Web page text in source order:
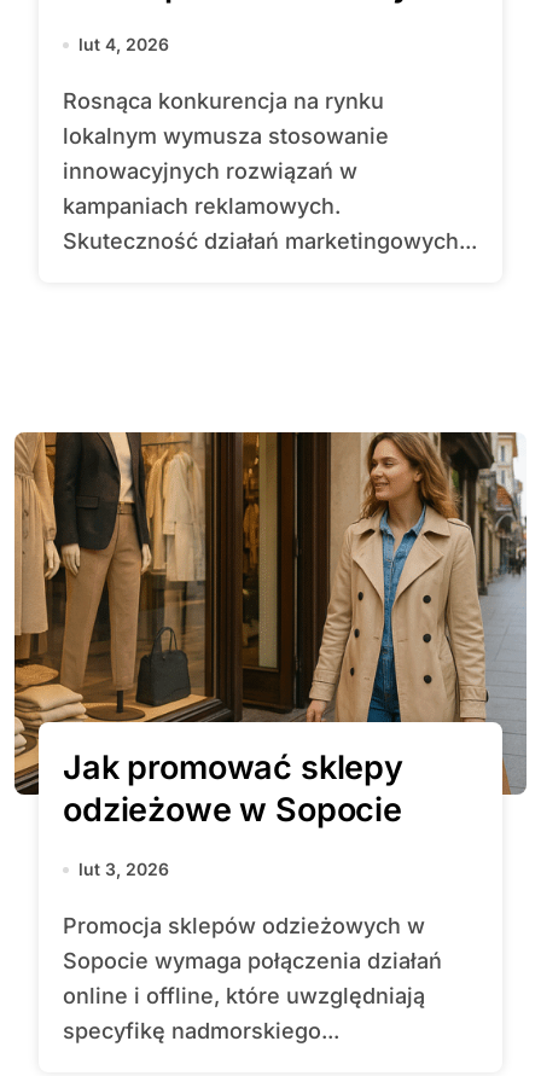
lut 4, 2026
Rosnąca konkurencja na rynku
lokalnym wymusza stosowanie
innowacyjnych rozwiązań w
kampaniach reklamowych.
Skuteczność działań marketingowych...
Jak promować sklepy
odzieżowe w Sopocie
lut 3, 2026
Promocja sklepów odzieżowych w
Sopocie wymaga połączenia działań
online i offline, które uwzględniają
specyfikę nadmorskiego...